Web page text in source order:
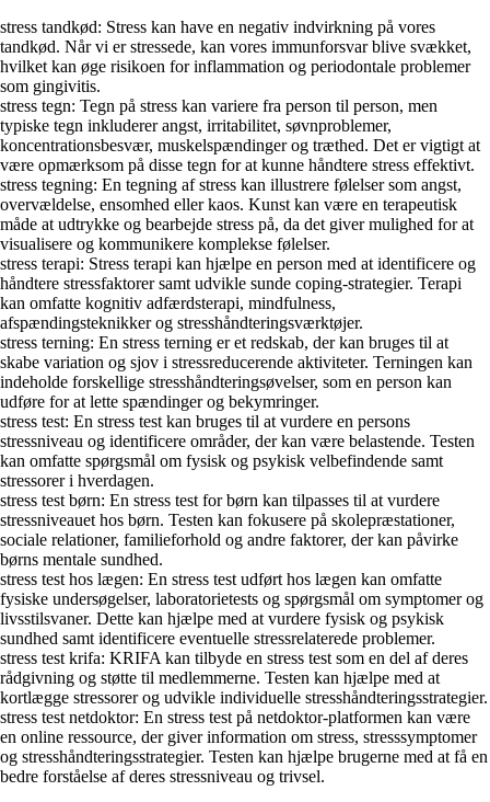
stress tandkød: Stress kan have en negativ indvirkning på vores
tandkød. Når vi er stressede, kan vores immunforsvar blive svækket,
hvilket kan øge risikoen for inflammation og periodontale problemer
som gingivitis.
stress tegn: Tegn på stress kan variere fra person til person, men
typiske tegn inkluderer angst, irritabilitet, søvnproblemer,
koncentrationsbesvær, muskelspændinger og træthed. Det er vigtigt at
være opmærksom på disse tegn for at kunne håndtere stress effektivt.
stress tegning: En tegning af stress kan illustrere følelser som angst,
overvældelse, ensomhed eller kaos. Kunst kan være en terapeutisk
måde at udtrykke og bearbejde stress på, da det giver mulighed for at
visualisere og kommunikere komplekse følelser.
stress terapi: Stress terapi kan hjælpe en person med at identificere og
håndtere stressfaktorer samt udvikle sunde coping-strategier. Terapi
kan omfatte kognitiv adfærdsterapi, mindfulness,
afspændingsteknikker og stresshåndteringsværktøjer.
stress terning: En stress terning er et redskab, der kan bruges til at
skabe variation og sjov i stressreducerende aktiviteter. Terningen kan
indeholde forskellige stresshåndteringsøvelser, som en person kan
udføre for at lette spændinger og bekymringer.
stress test: En stress test kan bruges til at vurdere en persons
stressniveau og identificere områder, der kan være belastende. Testen
kan omfatte spørgsmål om fysisk og psykisk velbefindende samt
stressorer i hverdagen.
stress test børn: En stress test for børn kan tilpasses til at vurdere
stressniveauet hos børn. Testen kan fokusere på skolepræstationer,
sociale relationer, familieforhold og andre faktorer, der kan påvirke
børns mentale sundhed.
stress test hos lægen: En stress test udført hos lægen kan omfatte
fysiske undersøgelser, laboratorietests og spørgsmål om symptomer og
livsstilsvaner. Dette kan hjælpe med at vurdere fysisk og psykisk
sundhed samt identificere eventuelle stressrelaterede problemer.
stress test krifa: KRIFA kan tilbyde en stress test som en del af deres
rådgivning og støtte til medlemmerne. Testen kan hjælpe med at
kortlægge stressorer og udvikle individuelle stresshåndteringsstrategier.
stress test netdoktor: En stress test på netdoktor-platformen kan være
en online ressource, der giver information om stress, stresssymptomer
og stresshåndteringsstrategier. Testen kan hjælpe brugerne med at få en
bedre forståelse af deres stressniveau og trivsel.